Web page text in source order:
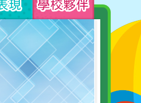
現 學校夥伴